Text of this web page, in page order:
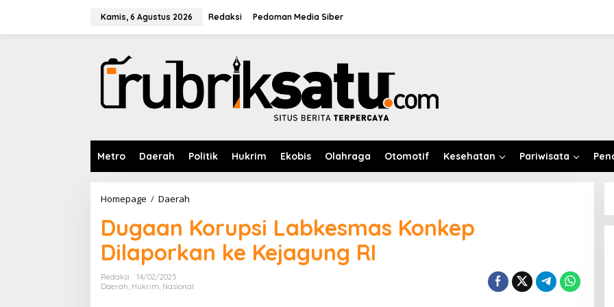
Kamis, 6 Agustus 2026 Redaksi Pedoman Media Siber
Metro Daerah Politik Hukrim Ekobis Olahraga Otomotif Kesehatan Pariwisata
Homepage / Daerah
g
a
a
n
o
Dugaan Korupsi Labkesmas Konkep
Dilaporkan ke Kejagung RI
Redaksi
14/02/2025
Daerah Hukrim Nasional